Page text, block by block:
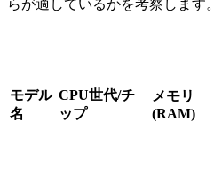
らが適しているかを考察します。
モデル
名
CPU世代/チ
ップ
メモリ
(RAM)